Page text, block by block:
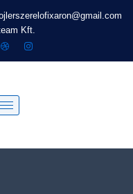
Kft.